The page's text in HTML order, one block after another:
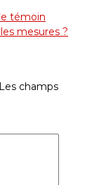
témoin
mesures ?
Les champs